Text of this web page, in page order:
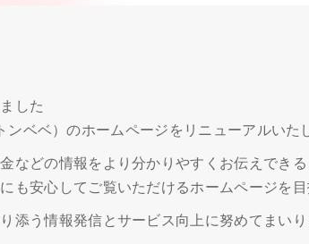
した
ンベベ）のホームページをリニューアルいた
などの情報をより分かりやすくお伝えでき
も安心してご覧いただけるホームページを
添う情報発信とサービス向上に努めてまいり